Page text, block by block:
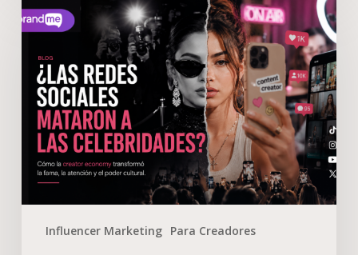
Influencer Marketing Para Creadores